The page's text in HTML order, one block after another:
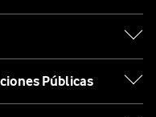
Públicas